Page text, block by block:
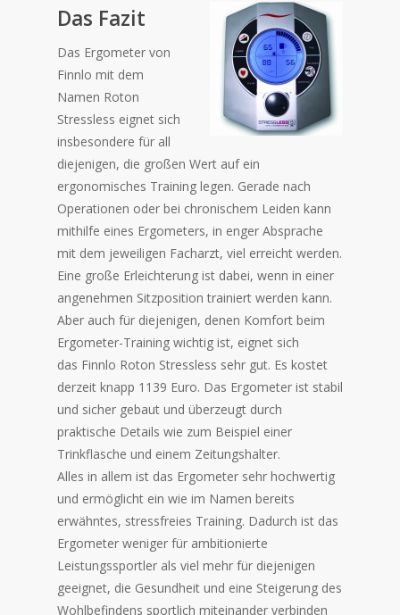
Das Fazit
Das Ergometer von
Finnlo mit dem
Namen Roton
Stressless eignet sich
insbesondere für all
diejenigen, die großen Wert auf ein
ergonomisches Training legen. Gerade nach
Operationen oder bei chronischem Leiden kann
mithilfe eines Ergometers, in enger Absprache
mit dem jeweiligen Facharzt, viel erreicht werden.
Eine große Erleichterung ist dabei, wenn in einer
angenehmen Sitzposition trainiert werden kann.
Aber auch für diejenigen, denen Komfort beim
Ergometer-Training wichtig ist, eignet sich
das Finnlo Roton Stressless sehr gut. Es kostet
derzeit knapp 1139 Euro. Das Ergometer ist stabil
und sicher gebaut und überzeugt durch
praktische Details wie zum Beispiel einer
Trinkflasche und einem Zeitungshalter.
Alles in allem ist das Ergometer sehr hochwertig
und ermöglicht ein wie im Namen bereits
erwähntes, stressfreies Training. Dadurch ist das
Ergometer weniger für ambitionierte
Leistungssportler als viel mehr für diejenigen
geeignet, die Gesundheit und eine Steigerung des
Wohlbefindens sportlich miteinander verbinden